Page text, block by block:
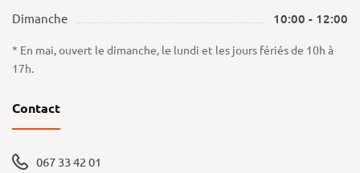
Dimanche 10:00 - 12:00
* En mai, ouvert le dimanche, le lundi et les jours fériés de 10h à
17h.
Contact
067 33 42 01